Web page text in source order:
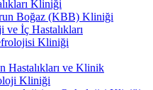
Kliniği
Boğaz (KBB) Kliniği
ve İç Hastalıkları
Kliniği
Hastalıkları ve Klinik
Kliniği